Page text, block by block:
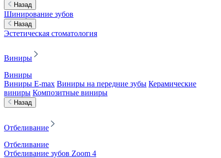
Назад
Шинирование зубов
Назад
Эстетическая стоматология
Виниры
Виниры
Виниры E-max Виниры на передние зубы Керамические
виниры Композитные виниры
Назад
Отбеливание
Отбеливание
Отбеливание зубов Zoom 4